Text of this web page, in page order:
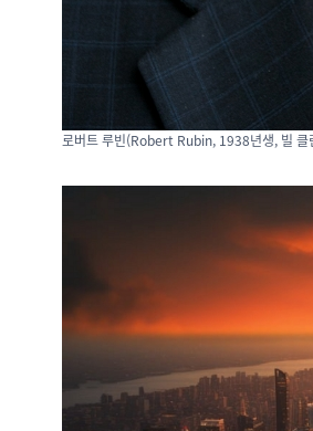
로버트 루빈(Robert Rubin, 1938년생, 빌 클